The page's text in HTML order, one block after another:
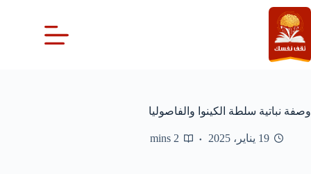
التجاوز
إلى
المحتوى
وصفة نباتية سلطة الكينوا والفاصوليا
19 يناير، 2025 2 mins